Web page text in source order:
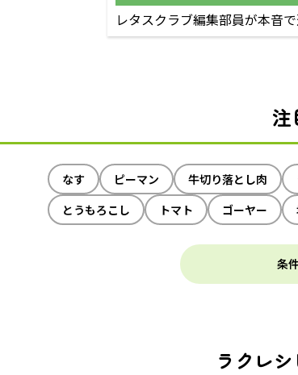
レタスクラブ編集部員が本音
注
なす ピーマン 牛切り落とし肉
とうもろこし
トマト ゴーヤー
条
ラクレ